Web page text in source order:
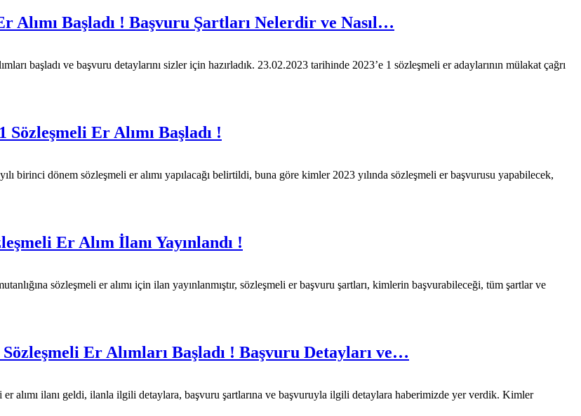
Alımı Başladı ! Başvuru Şartları Nelerdir ve Nasıl…
başladı ve başvuru detaylarını sizler için hazırladık. 23.02.2023 tarihinde 2023’e 1 sözleşmeli er adaylarının mülakat çağrı
Er Alımı Başladı !
birinci dönem sözleşmeli er alımı yapılacağı belirtildi, buna göre kimler 2023 yılında sözleşmeli er başvurusu yapabilecek,
Er Alım İlanı Yayınlandı !
sözleşmeli er alımı için ilan yayınlanmıştır, sözleşmeli er başvuru şartları, kimlerin başvurabileceği, tüm şartlar ve
Er Alımları Başladı ! Başvuru Detayları ve…
alımı ilanı geldi, ilanla ilgili detaylara, başvuru şartlarına ve başvuruyla ilgili detaylara haberimizde yer verdik. Kimler